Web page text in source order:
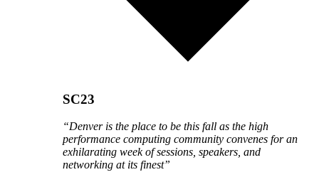
SC23
“Denver is the place to be this fall as the high
performance computing community convenes for an
exhilarating week of sessions, speakers, and
networking at its finest”